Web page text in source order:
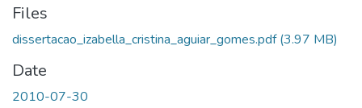
Files
dissertacao_izabella_cristina_aguiar_gomes.pdf(3.97 MB)
Date
2010-07-30